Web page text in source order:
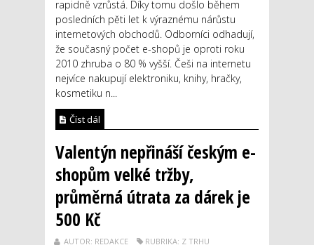
rapidně vzrůstá. Díky tomu došlo během
posledních pěti let k výraznému nárůstu
internetových obchodů. Odborníci odhadují,
že současný počet e-shopů je oproti roku
2010 zhruba o 80 % vyšší. Češi na internetu
nejvíce nakupují elektroniku, knihy, hračky,
kosmetiku n...
Číst dál
Valentýn nepřináší českým e-
shopům velké tržby,
průměrná útrata za dárek je
500 Kč
AUTOR: REDAKCE RUBRIKA: Z TRHU